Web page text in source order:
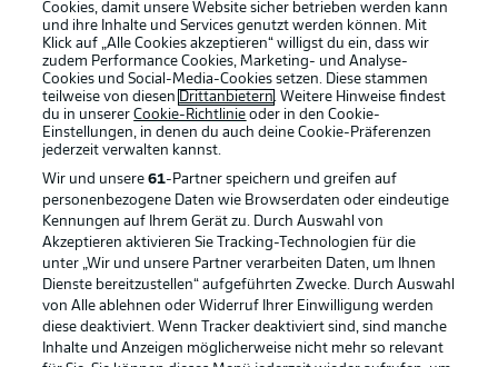
Sprachauswahl
Deutsch Anzeige Modus
Football as it's meant to be
Offizielle Partner
Cookies, damit unsere Website sicher betrieben werden kann
und ihre Inhalte und Services genutzt werden können. Mit
Klick auf „Alle Cookies akzeptieren“ willigst du ein, dass wir
zudem Performance Cookies, Marketing- und Analyse-
Cookies und Social-Media-Cookies setzen. Diese stammen
teilweise von diesen Drittanbietern. Weitere Hinweise findest
du in unsererCookie-Richtlinie oder in den Cookie-
Einstellungen, in denen du auch deine Cookie-Präferenzen
jederzeit verwalten kannst.
Wir und unsere61-Partner speichern und greifen auf
personenbezogene Daten wie Browserdaten oder eindeutige
Kennungen auf Ihrem Gerät zu. Durch Auswahl von
Akzeptieren aktivieren Sie Tracking-Technologien für die
unter „Wir und unsere Partner verarbeiten Daten, um Ihnen
Dienste bereitzustellen“ aufgeführten Zwecke. Durch Auswahl
von Alle ablehnen oder Widerruf Ihrer Einwilligung werden
diese deaktiviert. Wenn Tracker deaktiviert sind, sind manche
Inhalte und Anzeigen möglicherweise nicht mehr so relevant